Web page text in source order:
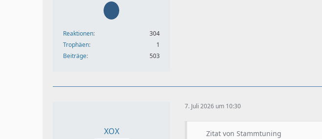
Reaktionen
304
Trophäen
1
Beiträge
503
XOX
7. Juli 2026 um 10:30
Zitat von Stammtuning